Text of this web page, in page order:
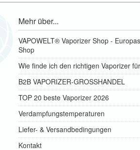
Mehr über...
VAPOWELT® Vaporizer Shop -
Shop
Wie finde ich den richtigen Vaporizer
B2B VAPORIZER-GROSSHANDEL
TOP 20 beste Vaporizer 2026
Verdampfungstemperaturen
Liefer- & Versandbedingungen
Kontakt